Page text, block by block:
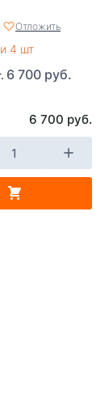
Отложить
4 шт
6 700 руб.
6 700 руб.